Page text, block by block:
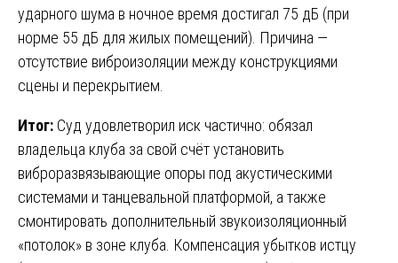
ударного шума в ночное время достигал 75 дБ (при
норме 55 дБ для жилых помещений). Причина —
отсутствие виброизоляции между конструкциями
сцены и перекрытием.
Итог: Суд удовлетворил иск частично: обязал
владельца клуба за свой счёт установить
виброразвязывающие опоры под акустическими
системами и танцевальной платформой, а также
смонтировать дополнительный звукоизоляционный
«потолок» в зоне клуба. Компенсация убытков истцу